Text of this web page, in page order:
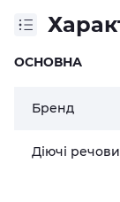
ОСНОВНА
Бренд
Діючі